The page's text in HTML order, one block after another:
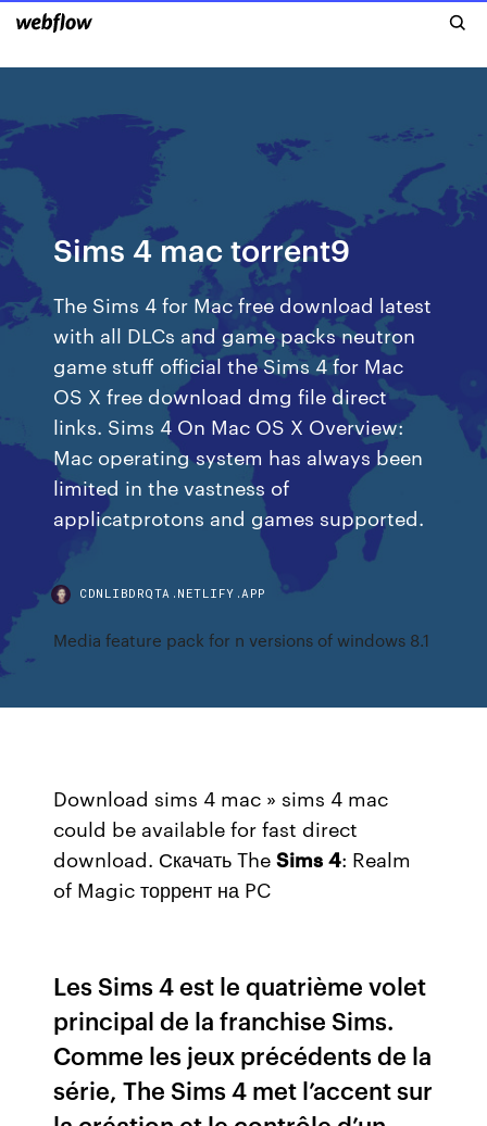
Sims 4 mac torrent9
The Sims 4 for Mac free download latest
with all DLCs and game packs neutron
game stuff official the Sims 4 for Mac
OS X free download dmg file direct
links. Sims 4 On Mac OS X Overview:
Mac operating system has always been
limited in the vastness of
applicatprotons and games supported.
CDNLIBDRQTA.NETLIFY.APP
Media feature pack for n versions of windows 8.1
Download sims 4 mac » sims 4 mac
could be available for fast direct
download. Скачать TheSims 4: Realm
of Magic торрент на PC
Les Sims 4 est le quatrième volet
principal de la franchise Sims.
Comme les jeux précédents de la
série, The Sims 4 met l’accent sur